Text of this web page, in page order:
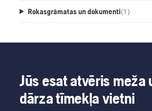
Rokasgrāmatas un dokumenti(1 )
Jūs esat atvēris meža
dārza tīmekļa vietni